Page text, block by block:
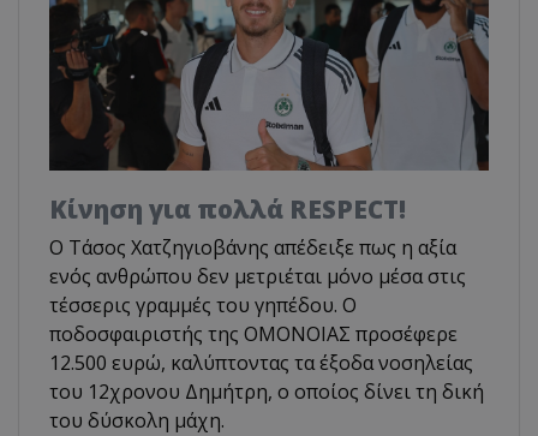
Κίνηση για πολλά RESPECT!
Ο Τάσος Χατζηγιοβάνης απέδειξε πως η αξία
ενός ανθρώπου δεν μετριέται μόνο μέσα στις
τέσσερις γραμμές του γηπέδου. Ο
ποδοσφαιριστής της ΟΜΟΝΟΙΑΣ προσέφερε
12.500 ευρώ, καλύπτοντας τα έξοδα νοσηλείας
του 12χρονου Δημήτρη, ο οποίος δίνει τη δική
του δύσκολη μάχη.